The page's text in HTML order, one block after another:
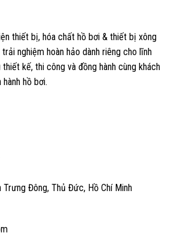
thiết bị, hóa chất hồ bơi & thiết bị xông
nghiệm hoàn hảo dành riêng cho lĩnh
kế, thi công và đồng hành cùng khách
hồ bơi.
Đông, Thủ Đức, Hồ Chí Minh